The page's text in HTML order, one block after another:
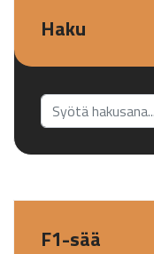
Haku
Etsi...
F1-sää